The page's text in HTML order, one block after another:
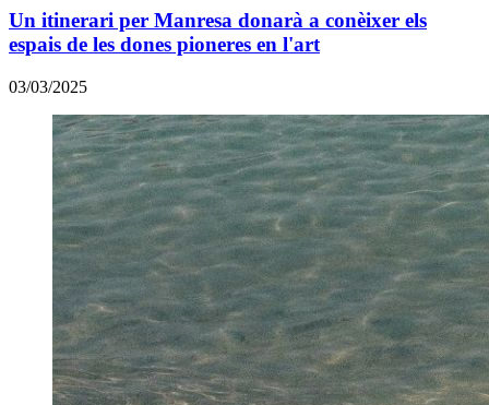
Un itinerari per Manresa donarà a conèixer els
espais de les dones pioneres en l'art
03/03/2025